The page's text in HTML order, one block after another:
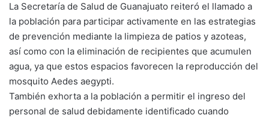
La Secretaría de Salud de Guanajuato reiteró el llamado a
la población para participar activamente en las estrategias
de prevención mediante la limpieza de patios y azoteas,
así como con la eliminación de recipientes que acumulen
agua, ya que estos espacios favorecen la reproducción del
mosquito Aedes aegypti.
También exhorta a la población a permitir el ingreso del
personal de salud debidamente identificado cuando